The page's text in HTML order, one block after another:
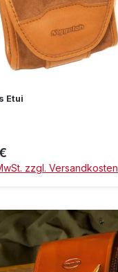
Etui
zzgl. Versandkosten